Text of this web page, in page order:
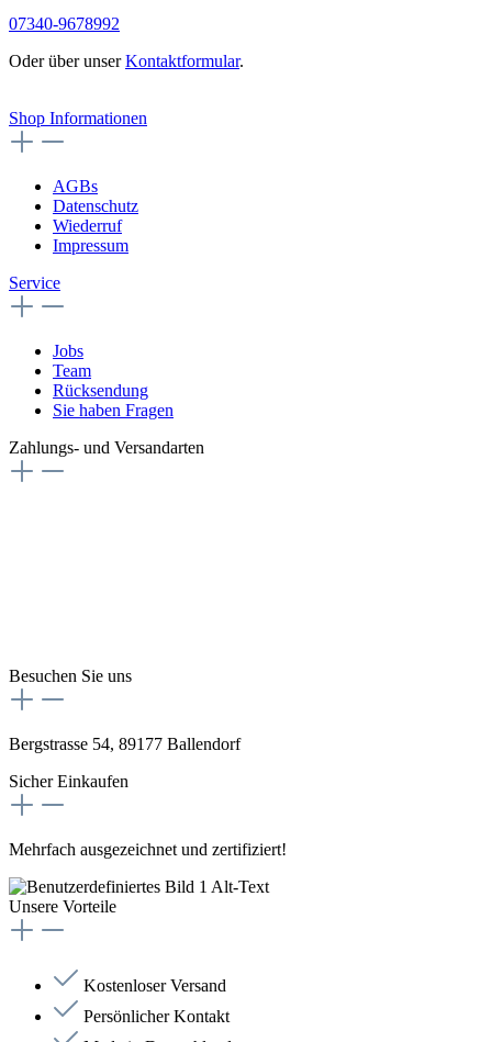
07340-9678992
Oder über unserKontaktformular.
Shop Informationen
AGBs
Datenschutz
Wiederruf
Impressum
Service
Jobs
Team
Rücksendung
Sie haben Fragen
Zahlungs- und Versandarten
Besuchen Sie uns
Bergstrasse 54, 89177 Ballendorf
Sicher Einkaufen
Mehrfach ausgezeichnet und zertifiziert!
Unsere Vorteile
Kostenloser Versand
Persönlicher Kontakt